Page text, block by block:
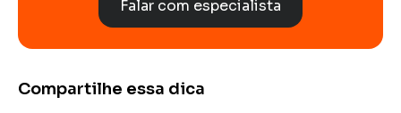
Falar com especialista
Compartilhe essa dica